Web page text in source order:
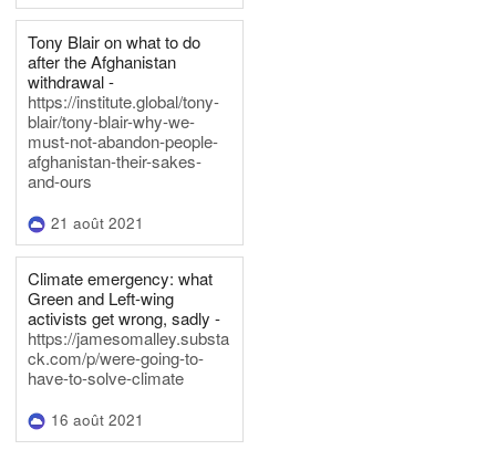
Tony Blair on what to do
after the Afghanistan
withdrawal -
https://institute.global/tony-
blair/tony-blair-why-we-
must-not-abandon-people-
afghanistan-their-sakes-
and-ours
21 août 2021
Climate emergency: what
Green and Left-wing
activists get wrong, sadly -
https://jamesomalley.substa
ck.com/p/were-going-to-
have-to-solve-climate
16 août 2021